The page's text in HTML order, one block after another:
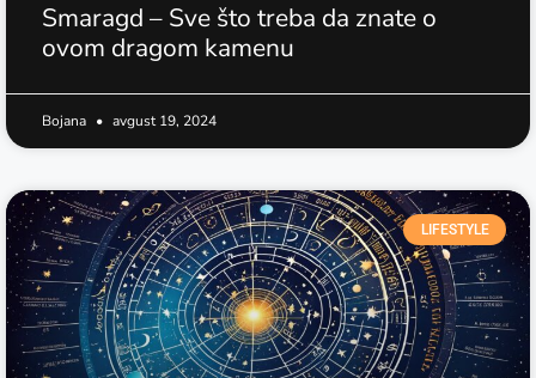
Smaragd – Sve što treba da znate o
ovom dragom kamenu
Bojana avgust 19, 2024
LIFESTYLE